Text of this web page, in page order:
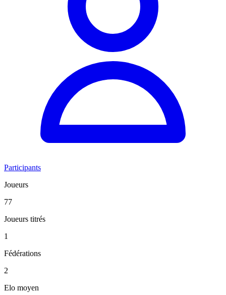
Participants
Joueurs
77
Joueurs titrés
1
Fédérations
2
Elo moyen